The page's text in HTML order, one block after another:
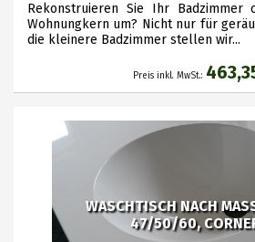
Rekonstruieren Sie Ihr Badzimmer
Wohnungkern um? Nicht nur für
die kleinere Badzimmer stellen wir...
Preis inkl. MwSt.:
WASCHTISCH NACH
47/50/60,